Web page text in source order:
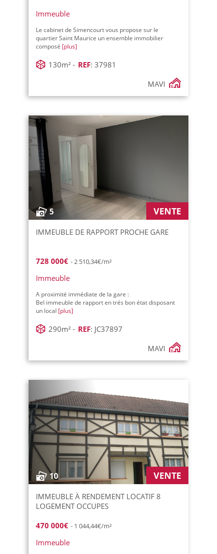
Immeuble
Le cabinet de Simencourt vous propose sur le
quartier Saint Maurice un ensemble immobilier
composé [plus]
130m² - REF: 37981
MAVI
5 VENTE
IMMEUBLE DE RAPPORT PROCHE GARE
728 000€ - 2 510,34€/m²
Immeuble
A proximité immédiate de la gare :
Bel immeuble de rapport en trés bon état disposant
un local [plus]
290m² - REF: JC37897
MAVI
10 VENTE
IMMEUBLE À RENDEMENT LOCATIF 8
LOGEMENT OCCUPES
470 000€ - 1 044,44€/m²
Immeuble